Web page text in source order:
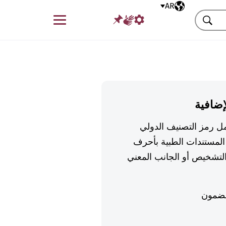
اللغة المختارةAR
قائمة
بحث
رمز التصنيف الدولي
الطبية بأحرف
أو الجانب المعني